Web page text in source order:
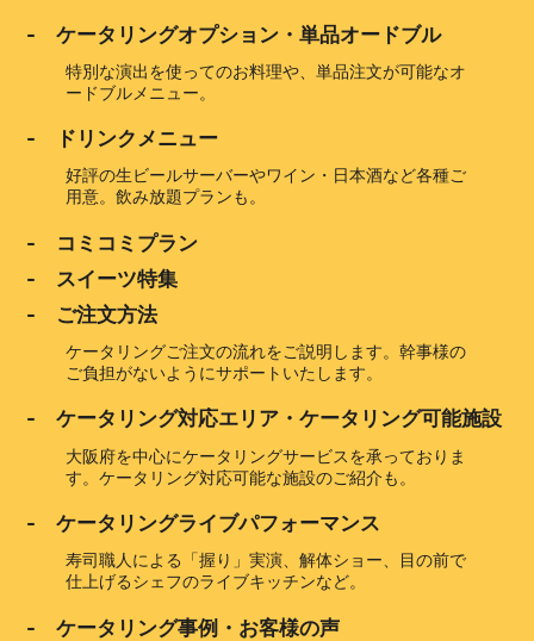
- ケータリングオプション・単品オードブル
特別な演出を使ってのお料理や、単品注文が可能なオ
ードブルメニュー。
- ドリンクメニュー
好評の生ビールサーバーやワイン・日本酒など各種ご
用意。飲み放題プランも。
- コミコミプラン
- スイーツ特集
- ご注文方法
ケータリングご注文の流れをご説明します。幹事様の
ご負担がないようにサポートいたします。
- ケータリング対応エリア・ケータリング可能施設
大阪府を中心にケータリングサービスを承っておりま
す。ケータリング対応可能な施設のご紹介も。
- ケータリングライブパフォーマンス
寿司職人による「握り」実演、解体ショー、目の前で
仕上げるシェフのライブキッチンなど。
- ケータリング事例・お客様の声